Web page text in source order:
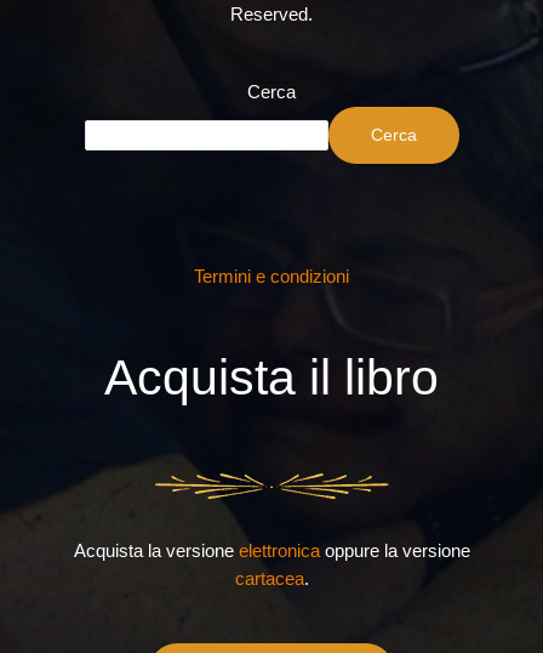
Reserved.
Cerca
Cerca
Termini e condizioni
Acquista il libro
Acquista la versione elettronicaoppure la versione
cartacea.